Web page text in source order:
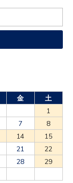
金
土
1
7
8
14
15
21
22
28
29